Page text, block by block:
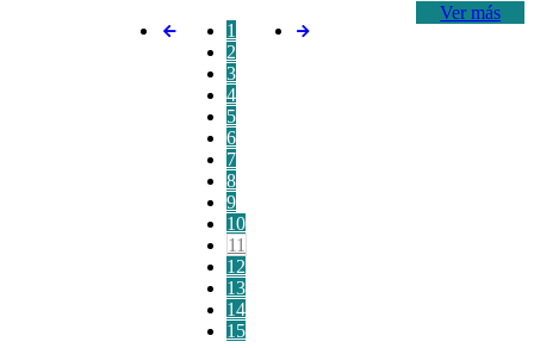
Ver más
1
2
3
4
5
6
7
8
9
10
11
12
13
14
15